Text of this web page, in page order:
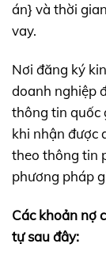
án} và thời
vay.
Nơi đăng ký
doanh nghiệp
thông tin quốc
khi nhận được
theo thông tin
phương pháp
Các khoản nợ
tự sau đây: